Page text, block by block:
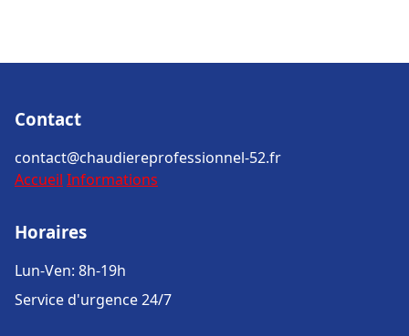
Contact
contact@chaudiereprofessionnel-52.fr
Accueil Informations
Horaires
Lun-Ven: 8h-19h
Service d'urgence 24/7